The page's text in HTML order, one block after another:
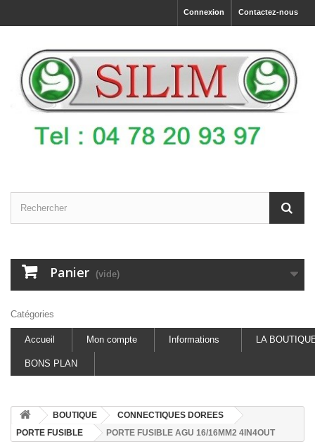
Contactez-nous
Connexion
Panier (vide)
Catégories
Accueil Mon compte Informations LA
BONS PLAN
BOUTIQUE
CONNECTIQUES DOREES
PORTE FUSIBLE
PORTE FUSIBLE AGU 16/16MM2 4IN4OUT